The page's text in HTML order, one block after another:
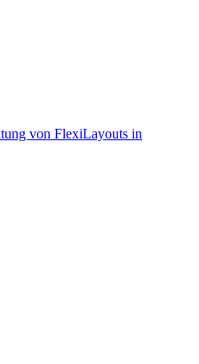
von FlexiLayouts in